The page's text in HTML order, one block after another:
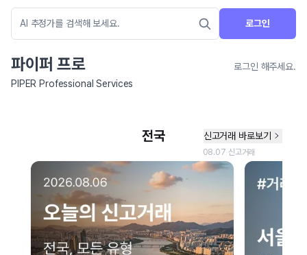
로그인
파이퍼 프로
로그인 해주세요.
PIPER Professional Services